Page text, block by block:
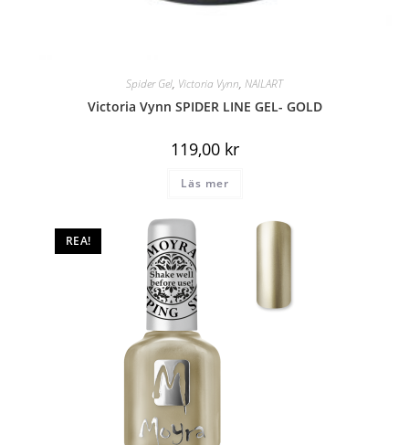
Spider Gel, Victoria Vynn, NAILART
Victoria Vynn SPIDER LINE GEL- GOLD
119,00 kr
Läs mer
REA!